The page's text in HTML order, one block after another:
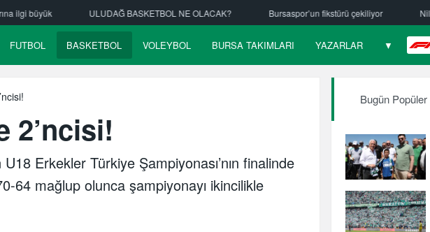
NE OLACAK? Bursaspor’un fikstürü çekiliyor Nilüfer Belediyespor hentbolde ayrılık
FUTBOL BASKETBOL VOLEYBOL BURSA TAKIMLARI YAZARLAR ▼ F1
2’ncisi!
Erkekler Türkiye Şampiyonası’nın finalinde
64 mağlup olunca şampiyonayı ikincilikle
Bugün Popüler